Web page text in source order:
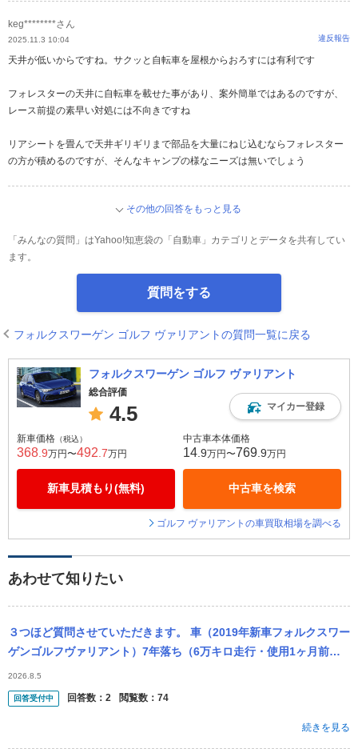
keg********さん
2025.11.3 10:04 違反報告
天井が低いからですね。サクッと自転車を屋根からおろすには有利です
フォレスターの天井に自転車を載せた事があり、案外簡単ではあるのですが、
レース前提の素早い対処には不向きですね
リアシートを畳んで天井ギリギリまで部品を大量にねじ込むならフォレスター
の方が積めるのですが、そんなキャンプの様なニーズは無いでしょう
その他の回答をもっと見る
「みんなの質問」はYahoo!知恵袋の「自動車」カテゴリとデータを共有してい
ます。
質問をする
フォルクスワーゲン ゴルフ ヴァリアントの質問一覧に戻る
フォルクスワーゲン ゴルフ ヴァリアント
総合評価
4.5 マイカー登録
新車価格 （税込）
368 .9万円〜492 .7万円
新車見積もり(無料)
中古車本体価格
14 .9万円〜769 .9万円
中古車を検索
ゴルフ ヴァリアントの車買取相場を調べる
あわせて知りたい
３つほど質問させていただきます。 車（2019年新車フォルクスワー
ゲンゴルフヴァリアント）7年落ち（6万キロ走行・使用1ヶ月前に
車検済）を知人から購入後、使用2回目で助手席の窓（パワーウィン
ドウ...
2026.8.5
回答受付中 回答数： 2 閲覧数： 74
続きを見る